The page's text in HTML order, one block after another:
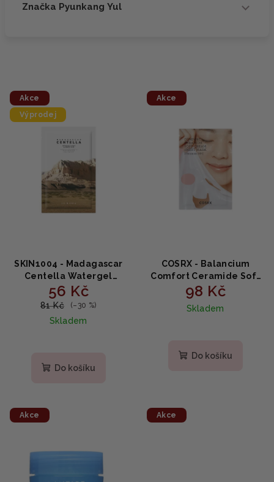
Značka Pyunkang Yul
Akce
Výprodej
SKIN1004 - Madagascar
Centella Watergel
Sheet Ampoule Mask -
hydratační pleťová
56 Kč
81 Kč (–30 %)
Skladem
Do košíku
Akce
COSRX - Balancium
Comfort Ceramide Soft
Cream Sheet Mask -
ceramidová maska 26g
98 Kč
Skladem
Do košíku
Akce Akce